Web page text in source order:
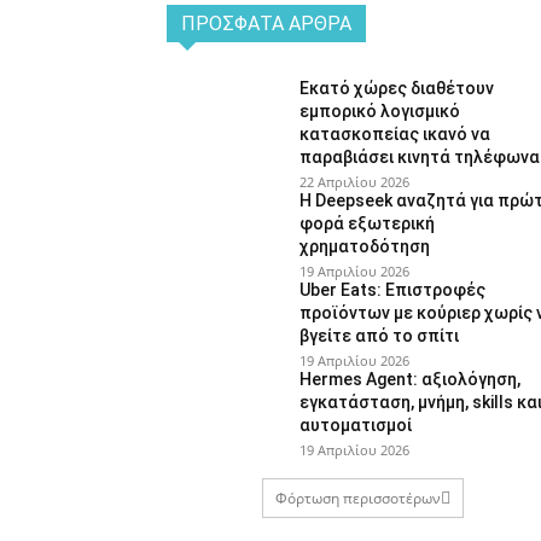
ΠΡΌΣΦΑΤΑ ΆΡΘΡΑ
Εκατό χώρες διαθέτουν
εμπορικό λογισμικό
κατασκοπείας ικανό να
παραβιάσει κινητά τηλέφωνα
22 Απριλίου 2026
Η Deepseek αναζητά για
φορά εξωτερική
χρηματοδότηση
19 Απριλίου 2026
Uber Eats: Επιστροφές
προϊόντων με κούριερ χωρίς
βγείτε από το σπίτι
19 Απριλίου 2026
Hermes Agent: αξιολόγηση,
εγκατάσταση, μνήμη, skills και
αυτοματισμοί
19 Απριλίου 2026
Φόρτωση περισσοτέρων